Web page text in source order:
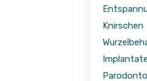
Knirschen
Implantate